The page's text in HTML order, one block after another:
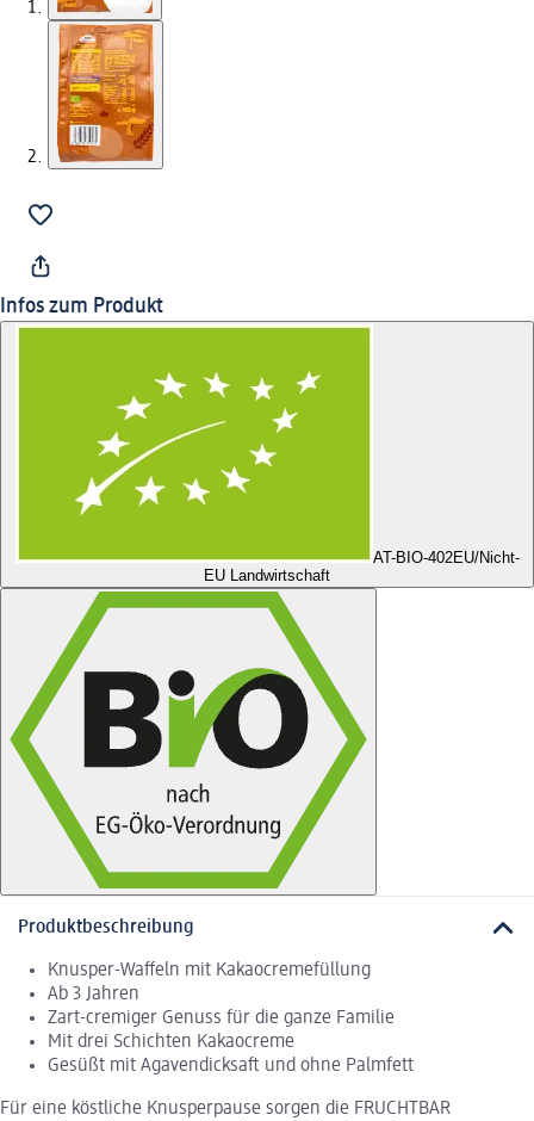
Infos zum Produkt
AT-BIO-402EU/Nicht-
EU Landwirtschaft
Produktbeschreibung
Knusper-Waffeln mit Kakaocremefüllung
Ab 3 Jahren
Zart-cremiger Genuss für die ganze Familie
Mit drei Schichten Kakaocreme
Gesüßt mit Agavendicksaft und ohne Palmfett
Für eine köstliche Knusperpause sorgen die FRUCHTBAR